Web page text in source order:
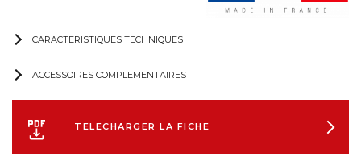
CARACTERISTIQUES TECHNIQUES
ACCESSOIRES COMPLEMENTAIRES
TELECHARGER LA FICHE